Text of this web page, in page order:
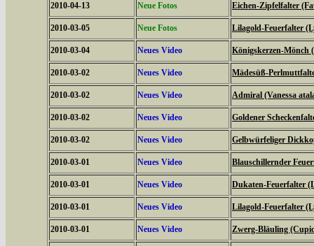
2010-04-13 Neue Fotos Eichen-Zipfelfalter
2010-03-05 Neue Fotos Lilagold-Feuerfalter
2010-03-04 Neues Video Königskerzen-Mönch
2010-03-02 Neues Video Mädesüß-
2010-03-02 Neues Video Admiral (Vanessa
2010-03-02 Neues Video Goldener
2010-03-02 Neues Video Gelbwürfeliger
2010-03-01 Neues Video Blauschillernder
2010-03-01 Neues Video Dukaten-Feuerfalter
2010-03-01 Neues Video Lilagold-Feuerfalter
2010-03-01 Neues Video Zwerg-Bläuling